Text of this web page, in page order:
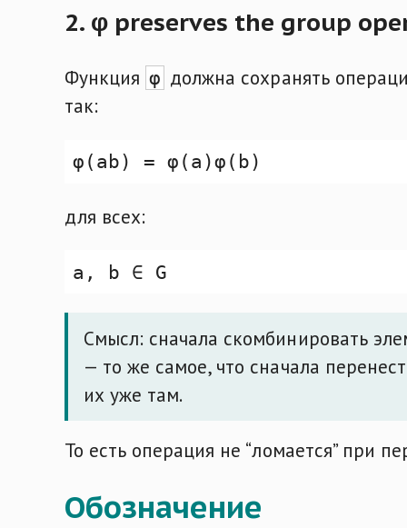
2. φ preserves the group
Функция φ должна сохранять
так:
для всех:
Смысл: сначала скомбинировать
— то же самое, что сначала
их уже там.
То есть операция не “ломается” при
Обозначение